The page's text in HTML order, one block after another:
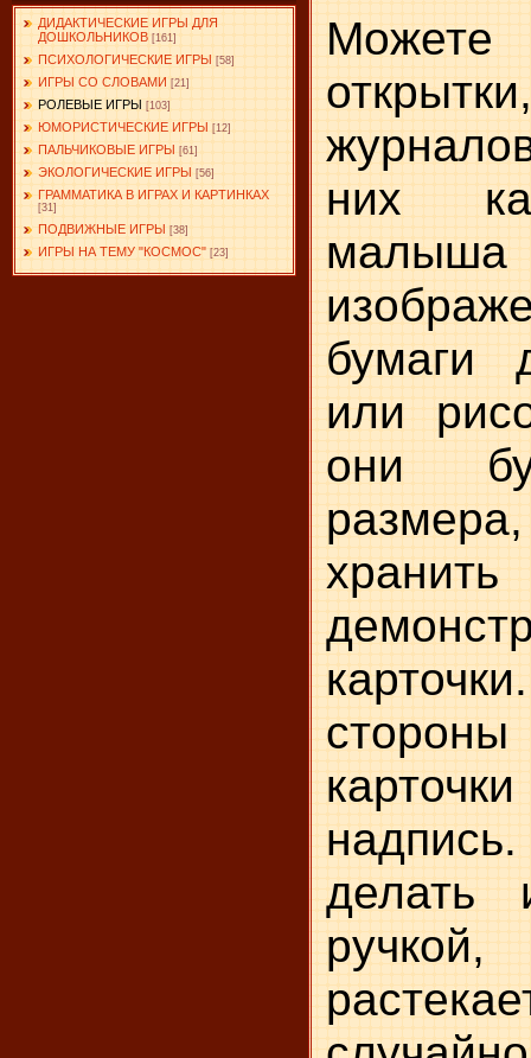
ДИДАКТИЧЕСКИЕ ИГРЫ ДЛЯ
ДОШКОЛЬНИКОВ [161]
ПСИХОЛОГИЧЕСКИЕ ИГРЫ [58]
ИГРЫ СО СЛОВАМИ [21]
РОЛЕВЫЕ ИГРЫ [103]
ЮМОРИСТИЧЕСКИЕ ИГРЫ [12]
ПАЛЬЧИКОВЫЕ ИГРЫ [61]
ЭКОЛОГИЧЕСКИЕ ИГРЫ [56]
ГРАММАТИКА В ИГРАХ И КАРТИНКАХ
[31]
ПОДВИЖНЫЕ ИГРЫ [38]
ИГРЫ НА ТЕМУ "КОСМОС" [23]
Можете
них
бумаги
или
они
делать